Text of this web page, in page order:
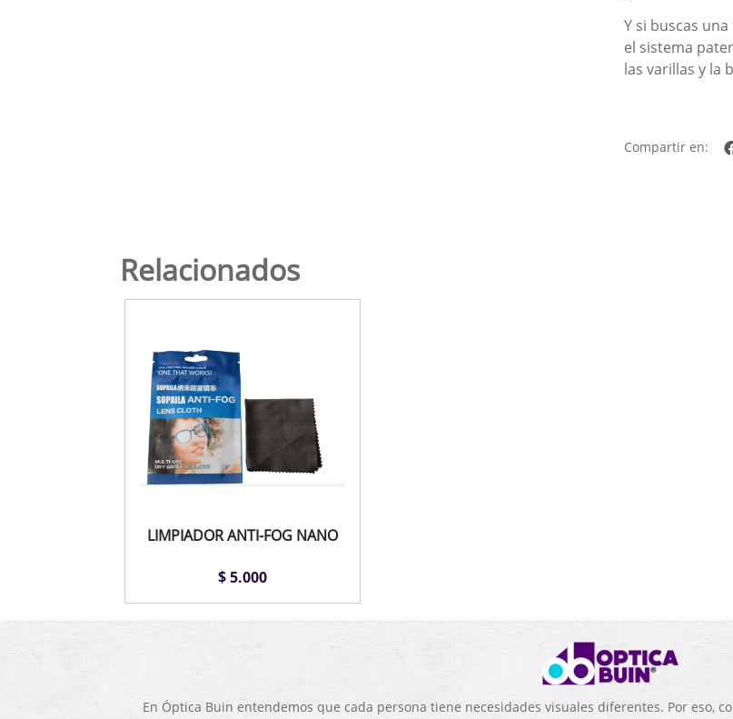
Y si buscas
el sistema
las varillas y la
Compartir en:
Relacionados
LIMPIADOR ANTI-FOG NANO
$ 5.000
En Óptica Buin entendemos que cada persona tiene necesidades visuales diferentes. Por eso,